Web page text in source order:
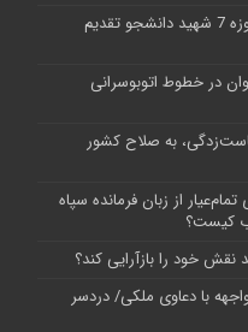
استان البرز در جنگ 12 روزه 7 شهید دانشجو تقدیم
در خطوط اتوبوسرانی
به صلاح کشور
از زبان فرمانده سپاه
کیست؟
نقش خود را بازآرایی کند؟
با دعاوی ملکی/ دردسر